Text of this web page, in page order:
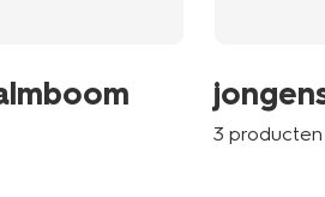
3 producten